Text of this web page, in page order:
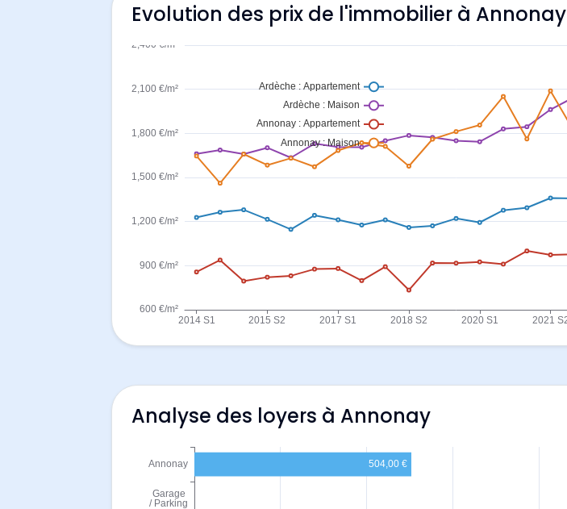
Evolution des prix de l'immobilier à Annonay
Analyse des loyers à Annonay